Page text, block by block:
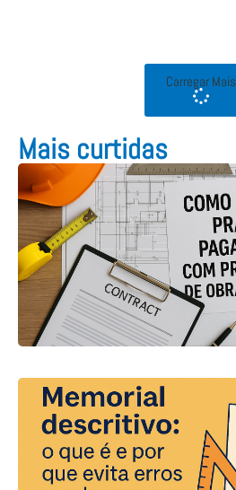
Carregar Mais
Mais curtidas​